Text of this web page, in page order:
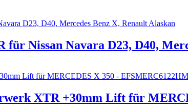
für Nissan Navara D23, D40,
XTR +30mm Lift für